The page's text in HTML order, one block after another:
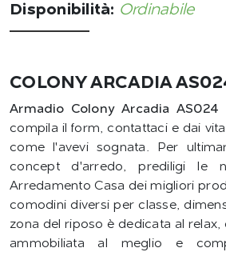
Disponibilità: Ordinabile
COLONY ARCADIA
Armadio Colony Arcadia AS024
compila il form, contattaci e dai
come l'avevi sognata. Per
concept d'arredo, prediligi le
Arredamento Casa dei migliori
comodini diversi per classe,
zona del riposo è dedicata al
ammobiliata al meglio e